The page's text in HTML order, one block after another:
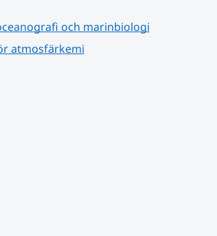
och marinbiologi
atmosfärkemi
annan webbplats.
annan webbplats.